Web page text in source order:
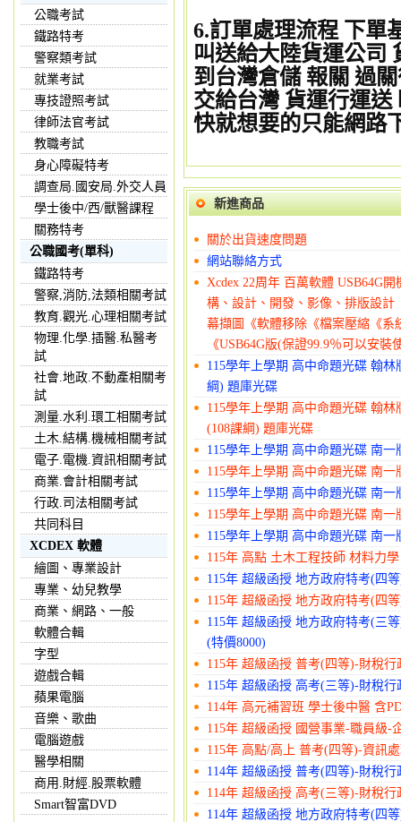
公職考試
鐵路特考
警察類考試
就業考試
專技證照考試
律師法官考試
教職考試
身心障礙特考
調查局.國安局.外交人員
學士後中/西/獸醫課程
關務特考
公職國考(單科)
鐵路特考
警察,消防,法類相關考試
教育.觀光.心理相關考試
物理.化學.插醫.私醫考
試
社會.地政.不動產相關考
試
測量.水利.環工相關考試
土木.結構.機械相關考試
電子.電機.資訊相關考試
商業.會計相關考試
行政.司法相關考試
共同科目
XCDEX 軟體
繪圖、專業設計
專業、幼兒教學
商業、網路、一般
軟體合輯
字型
遊戲合輯
蘋果電腦
音樂、歌曲
電腦遊戲
醫學相關
商用.財經.股票軟體
Smart智富DVD
6.訂單處理流程 下單
叫送給大陸貨運公司
到台灣倉儲 報關 過
交給台灣 貨運行運送
快就想要的只能網路
新進商品
關於出貨速度問題
網站聯絡方式
Xcdex 22周年 百萬軟體 USB64G
構、設計、開發、影像、排版設
幕擷圖《軟體移除《檔案壓縮《系
《USB64G版(保證99.9％可以安裝
115學年上學期 高中命題光碟 翰
綱) 題庫光碟
115學年上學期 高中命題光碟
(108課綱) 題庫光碟
115學年上學期 高中命題光碟 南
115學年上學期 高中命題光碟 南
115學年上學期 高中命題光碟 南
115學年上學期 高中命題光碟
115學年上學期 高中命題光碟 南
115年 高點 土木工程技師 材料力
115年 超級函授 地方政府特考(四
115年 超級函授 地方政府特考(四
115年 超級函授 地方政府特考(三
(特價8000)
115年 超級函授 普考(四等)-財稅
115年 超級函授 高考(三等)-財稅
114年 高元補習班 學士後中醫 含
115年 超級函授 國營事業-職員級-
115年 高點/高上 普考(四等)-資訊
114年 超級函授 普考(四等)-財稅
114年 超級函授 高考(三等)-財稅
114年 超級函授 地方政府特考(四